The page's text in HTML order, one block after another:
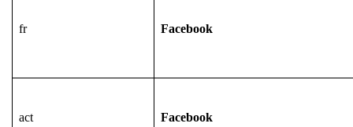
fr Facebook
act Facebook